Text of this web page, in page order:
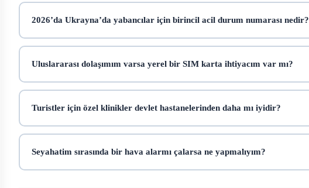
2026’da Ukrayna’da yabancılar için birincil acil durum numarası nedir?
Uluslararası dolaşımım varsa yerel bir SIM karta ihtiyacım var mı?
Turistler için özel klinikler devlet hastanelerinden daha mı iyidir?
Seyahatim sırasında bir hava alarmı çalarsa ne yapmalıyım?